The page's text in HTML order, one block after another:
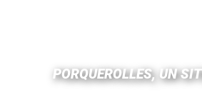
PORQUEROLLES, UN